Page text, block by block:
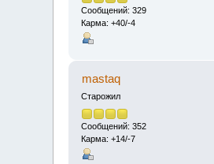
Сообщений: 329
Карма: +40/-4
mastaq
Старожил
Сообщений: 352
Карма: +14/-7